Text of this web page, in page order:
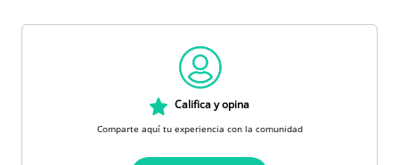
Califica y opina
Comparte aquí tu experiencia con la comunidad